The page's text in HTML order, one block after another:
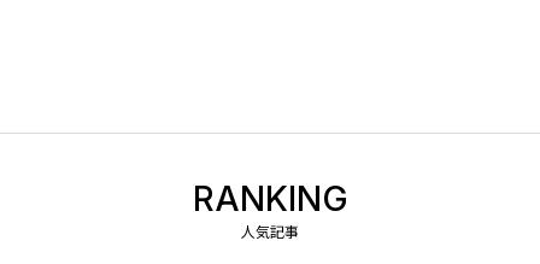
RANKING
人気記事